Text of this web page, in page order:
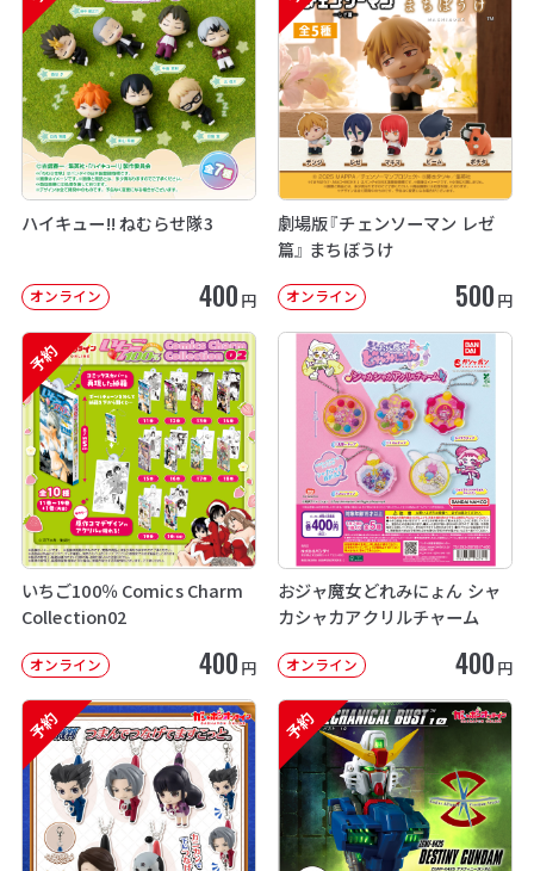
ハイキュー!! ねむらせ隊3
オンライン 400 円
劇場版『チェンソーマン レゼ
篇』 まちぼうけ
オンライン 500 円
予約
いちご100％ Comics Charm
Collection02
オンライン 400 円
おジャ魔女どれみにょん シャ
カシャカアクリルチャーム
オンライン 400 円
予約 予約